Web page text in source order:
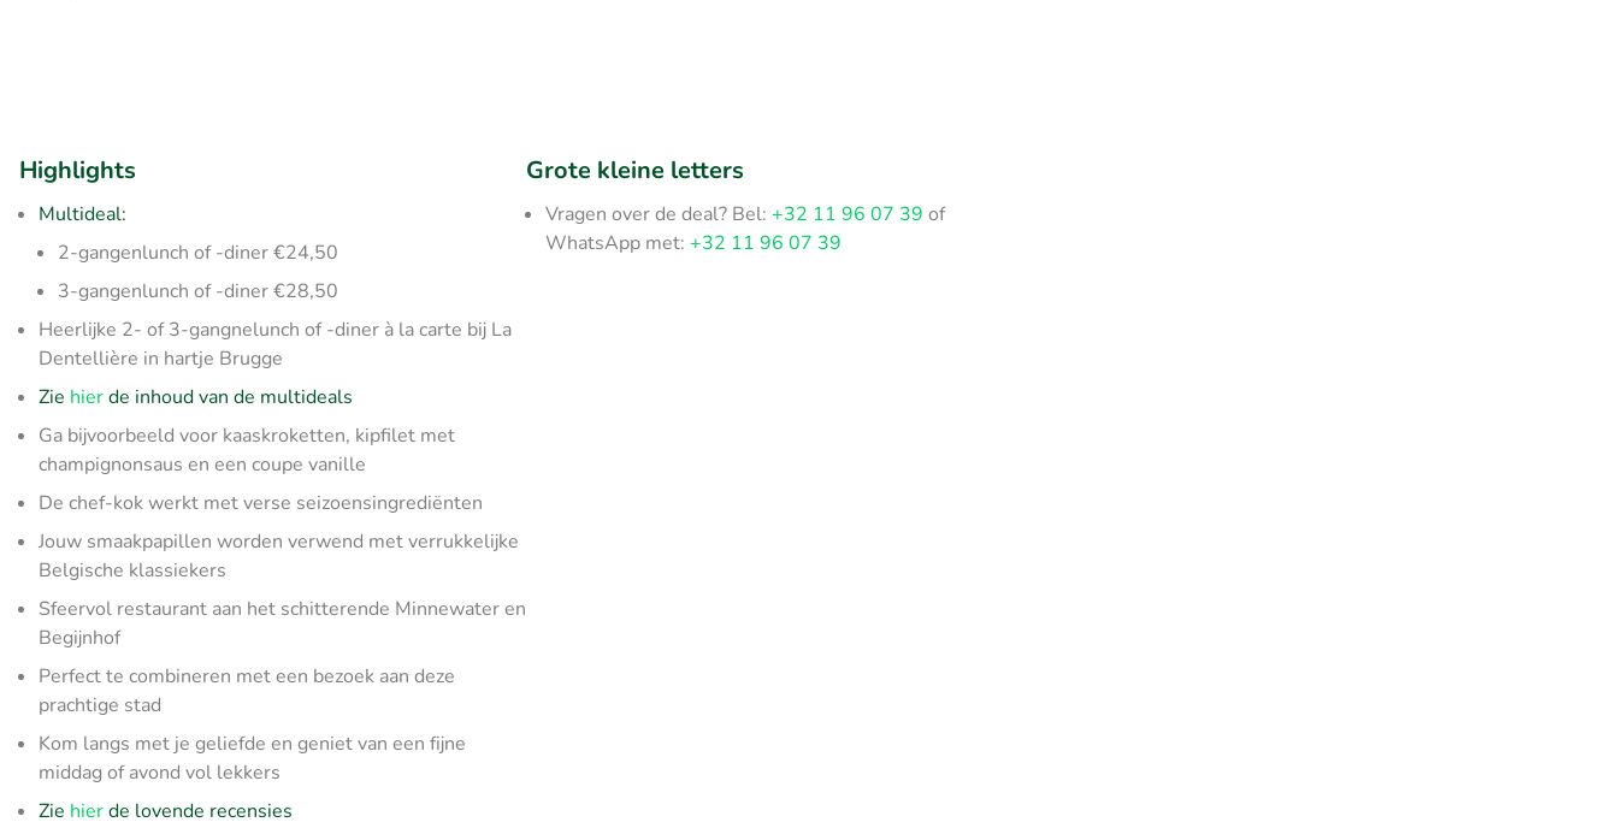
Highlights
Multideal:
2-gangenlunch of -diner €24,50
3-gangenlunch of -diner €28,50
Heerlijke 2- of 3-gangnelunch of -diner à la carte bij La
Dentellière in hartje Brugge
Zie hierde inhoud van de multideals
Ga bijvoorbeeld voor kaaskroketten, kipfilet met
champignonsaus en een coupe vanille
De chef-kok werkt met verse seizoensingrediënten
Jouw smaakpapillen worden verwend met verrukkelijke
Belgische klassiekers
Sfeervol restaurant aan het schitterende Minnewater en
Begijnhof
Perfect te combineren met een bezoek aan deze
prachtige stad
Kom langs met je geliefde en geniet van een fijne
middag of avond vol lekkers
Zie hierde lovende recensies
Grote kleine letters
Vragen over de deal? Bel:+32 11 96 07 39 of
WhatsApp met:+32 11 96 07 39